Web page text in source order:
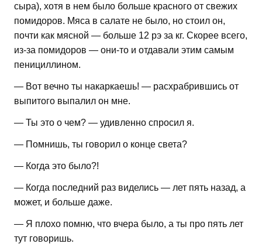
сыра), хотя в нем было больше красного от свежих
помидоров. Мяса в салате не было, но стоил он,
почти как мясной — больше 12 рэ за кг. Скорее всего,
из-за помидоров — они-то и отдавали этим самым
пенициллином.
— Вот вечно ты накаркаешь! — расхрабрившись от
выпитого выпалил он мне.
— Ты это о чем? — удивленно спросил я.
— Помнишь, ты говорил о конце света?
— Когда это было?!
— Когда последний раз виделись — лет пять назад, а
может, и больше даже.
— Я плохо помню, что вчера было, а ты про пять лет
тут говоришь.